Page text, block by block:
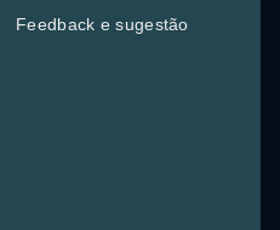
Feedback e sugestão